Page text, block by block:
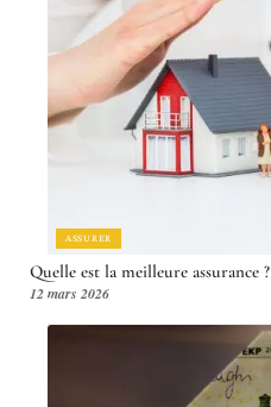
ASSURER
Quelle est la meilleure assurance ?
12 mars 2026